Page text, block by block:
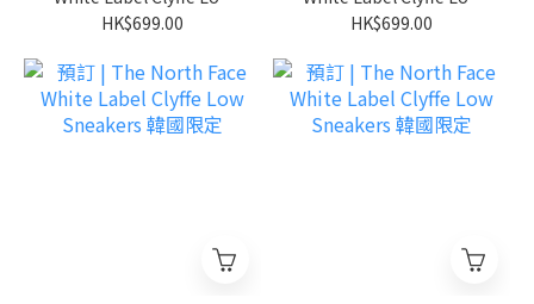
Sneakers 韓國限定
HK$699.00
Sneakers 韓國限定
HK$699.00